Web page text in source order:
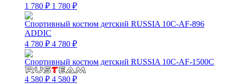
1 780 ₽ 1 780 ₽
Спортивный костюм детский RUSSIA 10C-AF-896
ADDIC
4 780 ₽ 4 780 ₽
Спортивный костюм детский RUSSIA 10C-AF-1500C
4 580 ₽ 4 580 ₽